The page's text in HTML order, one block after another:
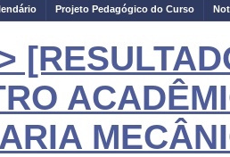
Projeto Pedagógico do Curso